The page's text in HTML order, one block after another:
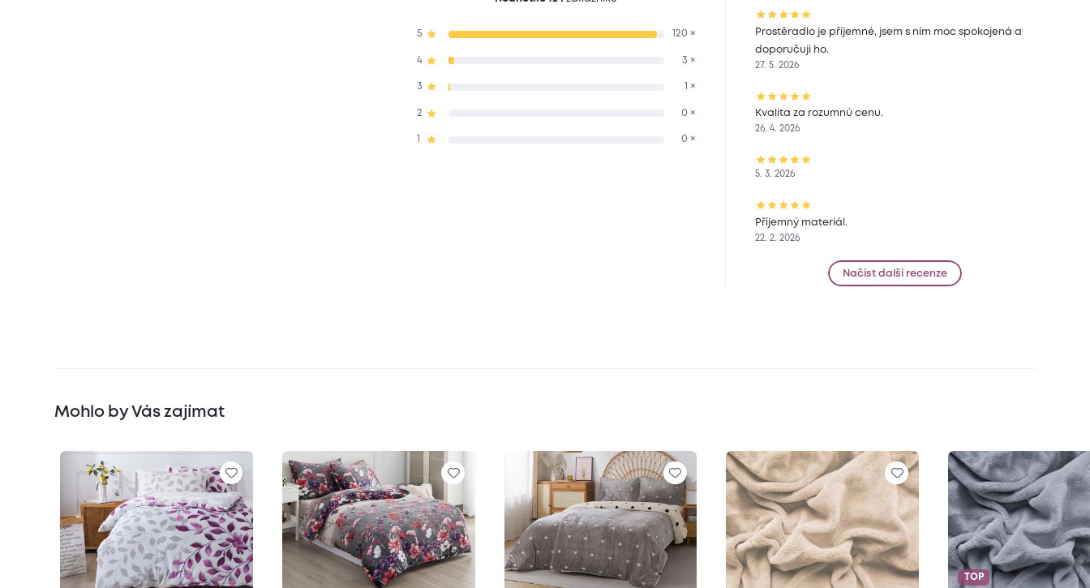
5 120 ×
4 3 ×
3 1 ×
2 0 ×
0 ×
Prostěradlo je příjemné, jsem s ním moc spokojená a
doporučuji ho.
27. 5. 2026
Kvalita za rozumnú cenu.
26. 4. 2026
5. 3. 2026
Příjemný materiál.
22. 2. 2026
Načíst další recenze
Mohlo by Vás zajímat
TOP